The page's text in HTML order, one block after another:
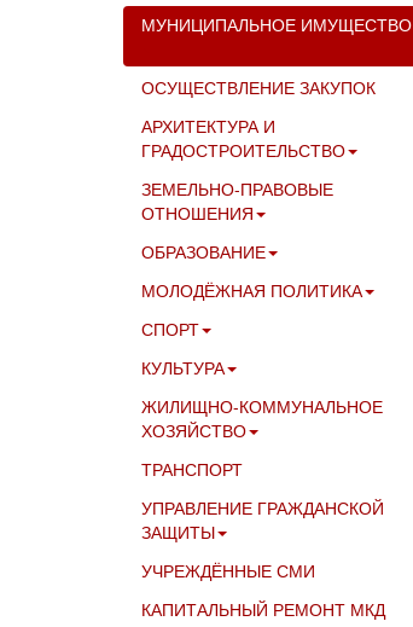
МУНИЦИПАЛЬНОЕ ИМУЩЕСТВО
ОСУЩЕСТВЛЕНИЕ ЗАКУПОК
АРХИТЕКТУРА И
ГРАДОСТРОИТЕЛЬСТВО
ЗЕМЕЛЬНО-ПРАВОВЫЕ
ОТНОШЕНИЯ
ОБРАЗОВАНИЕ
МОЛОДЁЖНАЯ ПОЛИТИКА
СПОРТ
КУЛЬТУРА
ЖИЛИЩНО-КОММУНАЛЬНОЕ
ХОЗЯЙСТВО
ТРАНСПОРТ
УПРАВЛЕНИЕ ГРАЖДАНСКОЙ
ЗАЩИТЫ
УЧРЕЖДЁННЫЕ СМИ
КАПИТАЛЬНЫЙ РЕМОНТ МКД